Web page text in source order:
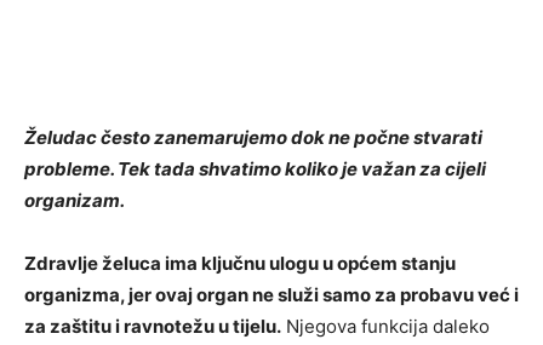
Želudac često zanemarujemo dok ne počne stvarati
probleme. Tek tada shvatimo koliko je važan za cijeli
organizam.
Zdravlje želuca ima ključnu ulogu u općem stanju
organizma, jer ovaj organ ne služi samo za probavu već i
za zaštitu i ravnotežu u tijelu. Njegova funkcija daleko